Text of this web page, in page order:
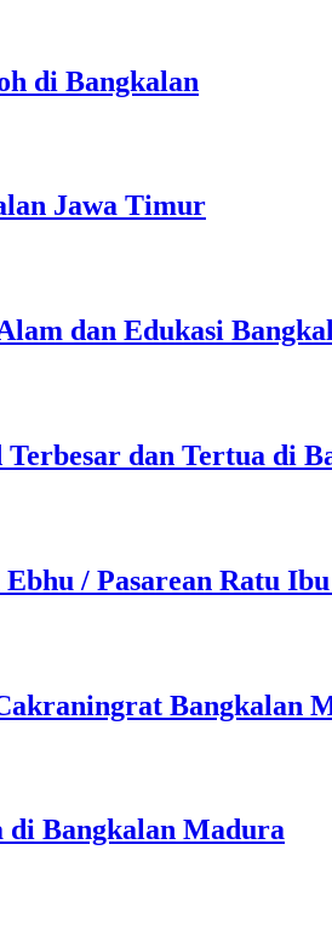
di Bangkalan
Jawa Timur
dan Edukasi
dan Tertua di
/ Pasarean Ratu
Bangkalan
di Bangkalan Madura